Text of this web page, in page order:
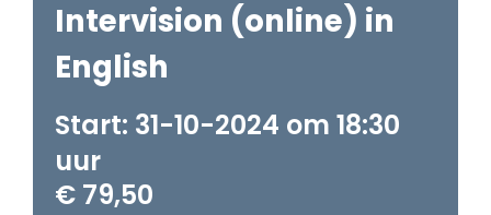
Intervision (online) in
English
31-10-2024 om 18:30
€ 79,50